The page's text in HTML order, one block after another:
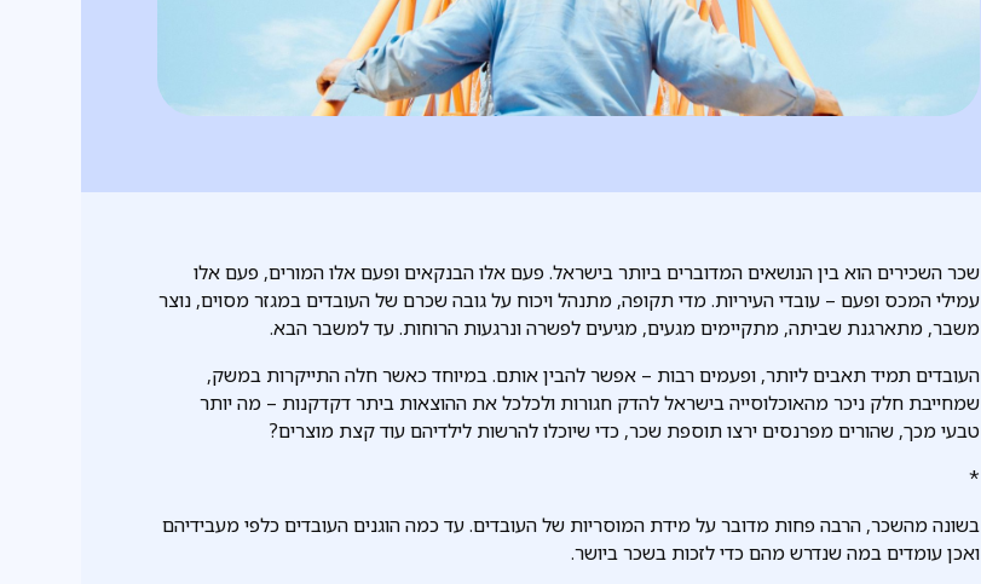
שכר השכירים הוא בין הנושאים המדוברים ביותר בישראל. פעם אלו הבנקאים ופעם אלו המורים, פעם אלו
עמילי המכס ופעם – עובדי העיריות. מדי תקופה, מתנהל ויכוח על גובה שכרם של העובדים במגזר מסוים, נוצר
משבר, מתארגנת שביתה, מתקיימים מגעים, מגיעים לפשרה ונרגעות הרוחות. עד למשבר הבא.
העובדים תמיד תאבים ליותר, ופעמים רבות – אפשר להבין אותם. במיוחד כאשר חלה התייקרות במשק,
שמחייבת חלק ניכר מהאוכלוסייה בישראל להדק חגורות ולכלכל את ההוצאות ביתר דקדקנות – מה יותר
טבעי מכך, שהורים מפרנסים ירצו תוספת שכר, כדי שיוכלו להרשות לילדיהם עוד קצת מוצרים?
*
בשונה מהשכר, הרבה פחות מדובר על מידת המוסריות של העובדים. עד כמה הוגנים העובדים כלפי מעבידיהם
ואכן עומדים במה שנדרש מהם כדי לזכות בשכר ביושר.